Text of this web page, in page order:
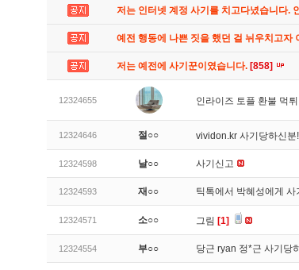
저는 인터넷 계정 사기를 치고다녔습니다.
예전 행동에 나쁜 짓을 했던 걸 뉘우치고자
저는 예전에 사기꾼이였습니다. [858]
12324655 인라이즈 토플 환불 먹튀
12324646 절○○ vividon.kr 사기당하신분
12324598 날○○ 사기신고
12324593 재○○ 틱톡에서 박혜성에게
12324571 소○○ 그림 [1]
12324554 부○○ 당근 ryan 정*근 사기당